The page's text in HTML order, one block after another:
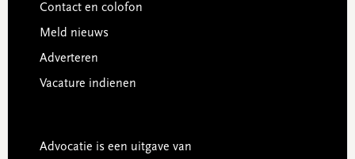
Contact en colofon
Meld nieuws
Adverteren
Vacature indienen
Advocatie is een uitgave van